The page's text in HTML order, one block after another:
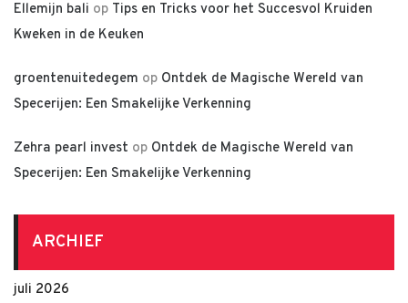
Ellemijn bali op Tips en Tricks voor het Succesvol Kruiden
Kweken in de Keuken
groentenuitedegem op Ontdek de Magische Wereld van
Specerijen: Een Smakelijke Verkenning
Zehra pearl invest op Ontdek de Magische Wereld van
Specerijen: Een Smakelijke Verkenning
ARCHIEF
juli 2026